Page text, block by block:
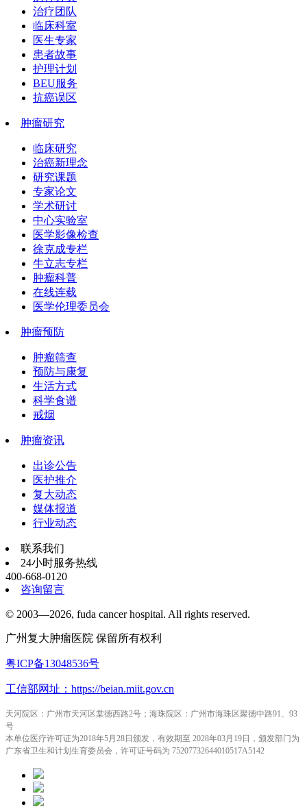
治疗团队
临床科室
医生专家
患者故事
护理计划
BEU服务
抗癌误区
肿瘤研究
临床研究
治癌新理念
研究课题
专家论文
学术研讨
中心实验室
医学影像检查
徐克成专栏
牛立志专栏
肿瘤科普
在线连载
医学伦理委员会
肿瘤预防
肿瘤筛查
预防与康复
生活方式
科学食谱
戒烟
肿瘤资讯
出诊公告
医护推介
复大动态
媒体报道
行业动态
联系我们
24小时服务热线
400-668-0120
咨询留言
© 2003—2026, fuda cancer hospital. All rights reserved.
广州复大肿瘤医院 保留所有权利
粤ICP备13048536号
工信部网址：https://beian.miit.gov.cn
天河院区：广州市天河区棠德西路2号；海珠院区：广州市海珠区聚德中路91、93
号
本单位医疗许可证为2018年5月28日颁发，有效期至 2028年03月19日，颁发部门为
广东省卫生和计划生育委员会，许可证号码为 75207732644010517A5142